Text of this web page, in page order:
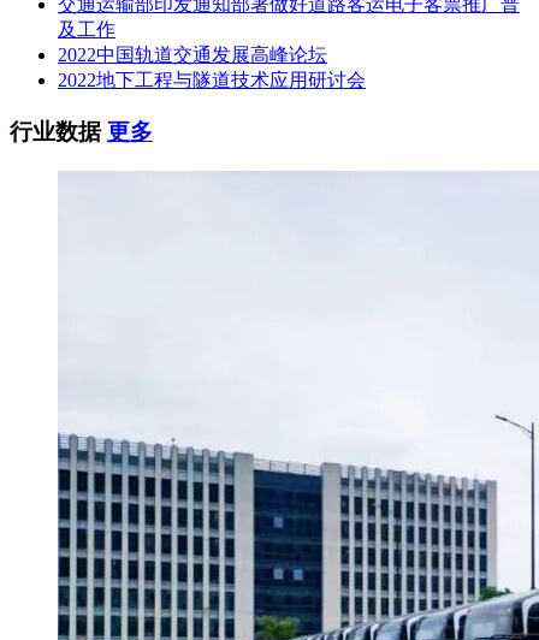
交通运输部印发通知部署做好道路客运电子客票推广普
及工作
2022中国轨道交通发展高峰论坛
2022地下工程与隧道技术应用研讨会
行业数据更多